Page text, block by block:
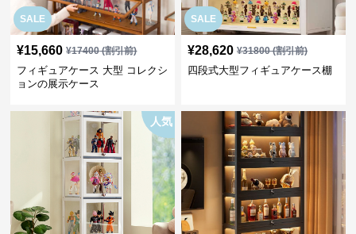
SALE
¥15,660 ¥17400(割引前)
フィギュアケース 大型 コレクシ
ョンの展示ケース
SALE
¥28,620 ¥31800(割引前)
四段式大型フィギュアケース棚
人気